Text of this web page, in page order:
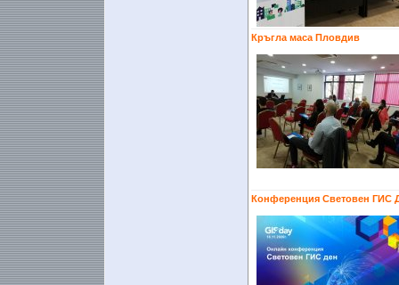
Кръгла маса Пловдив
Конференция Световен ГИС